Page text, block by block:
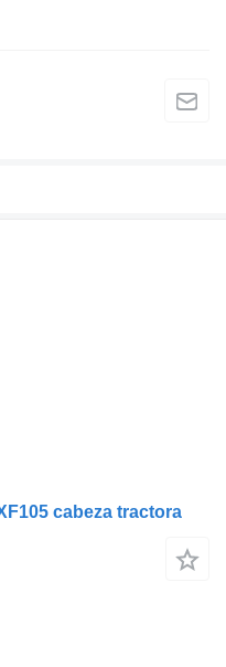
cabeza tractora